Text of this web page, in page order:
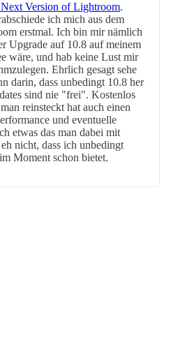
Version of Lightroom.
ich mich aus dem
erstmal. Ich bin mir nämlich
Upgrade auf 10.8 auf meinem
wäre, und hab keine Lust mir
Ehrlich gesagt sehe
darin, dass unbedingt 10.8 her
sind nie "frei". Kostenlos
reinsteckt hat auch einen
und eventuelle
etwas das man dabei mit
nicht, dass ich unbedingt
Moment schon bietet.